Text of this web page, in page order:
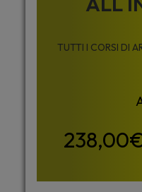
TUTTI I CORSI DI